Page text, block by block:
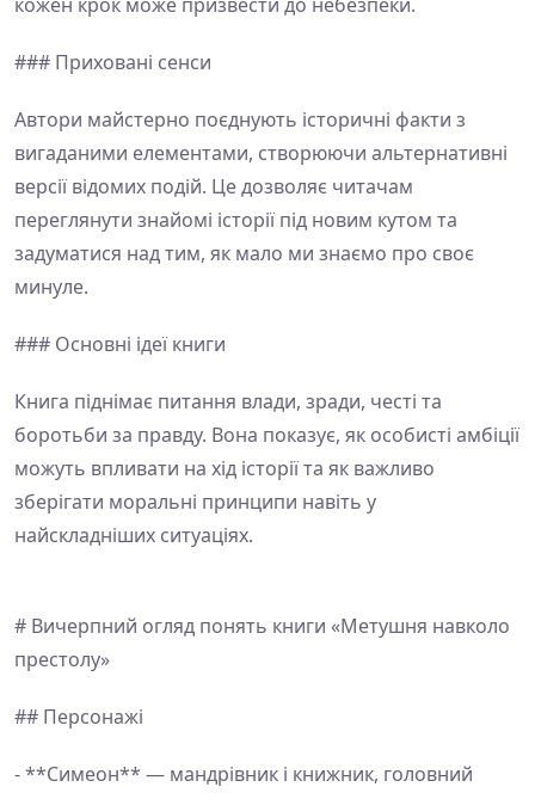
### Приховані сенси
Автори майстерно поєднують історичні факти з
вигаданими елементами, створюючи альтернативні
версії відомих подій. Це дозволяє читачам
переглянути знайомі історії під новим кутом та
задуматися над тим, як мало ми знаємо про своє
минуле.
### Основні ідеї книги
Книга піднімає питання влади, зради, честі та
боротьби за правду. Вона показує, як особисті амбіції
можуть впливати на хід історії та як важливо
зберігати моральні принципи навіть у
найскладніших ситуаціях.
# Вичерпний огляд понять книги «Метушня навколо
престолу»
## Персонажі
- **Симеон** — мандрівник і книжник, головний